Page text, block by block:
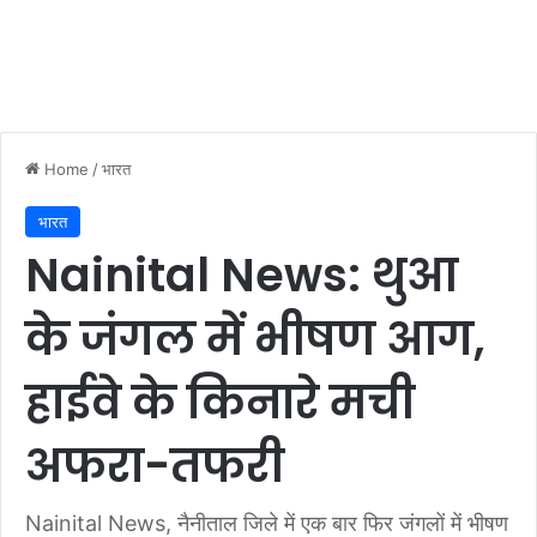
Home /भारत
भारत
Nainital News: थुआ
के जंगल में भीषण आग,
हाईवे के किनारे मची
अफरा-तफरी
Nainital News, नैनीताल जिले में एक बार फिर जंगलों में भीषण